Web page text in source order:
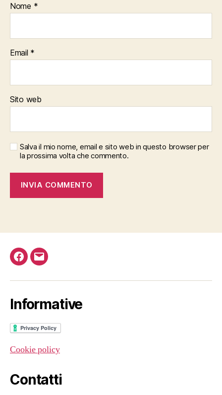
Nome *
Email *
Sito web
Salva il mio nome, email e sito web in questo browser per
la prossima volta che commento.
Facebook
Email
Informative
Cookie policy
Contatti